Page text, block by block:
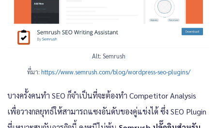
Alt: Semrush
ที่มา: https://www.semrush.com/blog/wordpress-seo-plugins/
บางครั้งคนทำ SEO ก็จำเป็นที่จะต้องทำ Competitor Analysis
เพื่อวางกลยุทธ์ให้สามารถแซงอันดับของคู่แข่งได้ ซึ่ง SEO Plugin